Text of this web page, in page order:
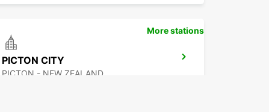
PICTON CITY
PICTON - NEW ZEALAND
More stations